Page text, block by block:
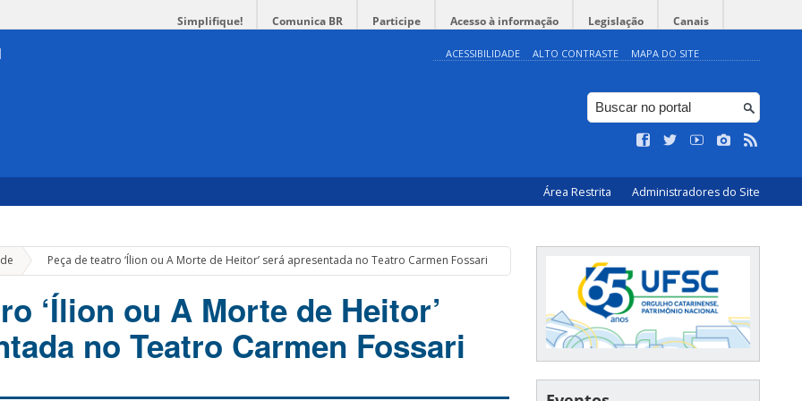
Simplifique! Comunica BR Participe Acesso à informação Legislação Canais
ACESSIBILIDADE ALTO CONTRASTE MAPA DO SITE
Área Restrita Administradores do Site
» Peça de teatro ‘Ílion ou A Morte de Heitor’ será apresentada no Teatro Carmen Fossari
‘Ílion ou A Morte de Heitor’
no Teatro Carmen Fossari